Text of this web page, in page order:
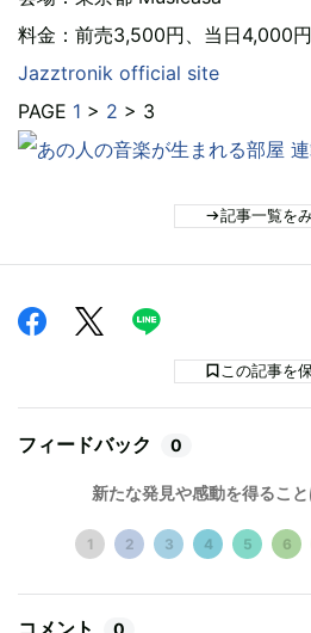
料金：前売3,500円、当日4,000円
Jazztronik official site
PAGE 1 > 2 > 3
記事一覧を
この記事を
フィードバック 0
新たな発見や感動を得るこ
1 2 3 4 5 6
コメント 0